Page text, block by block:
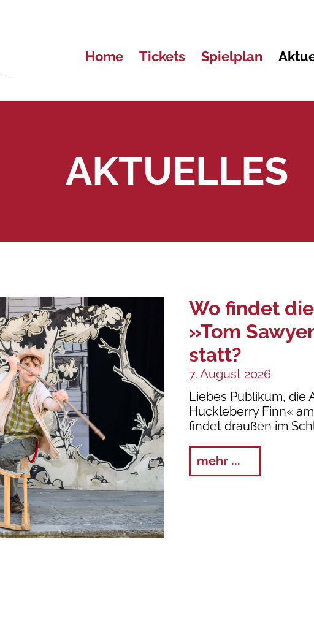
Home Tickets Spielplan
AKTUELLES
Wo findet
»Tom
statt?
7. August 2026
Liebes Publikum, die
Huckleberry Finn«
findet draußen im
mehr ...